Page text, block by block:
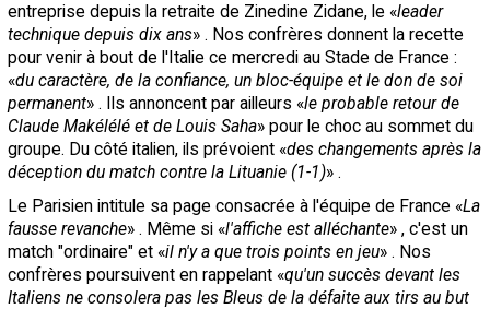
entreprise depuis la retraite de Zinedine Zidane, le «leader
technique depuis dix ans» . Nos confrères donnent la recette
pour venir à bout de l'Italie ce mercredi au Stade de France :
«du caractère, de la confiance, un bloc-équipe et le don de soi
permanent» . Ils annoncent par ailleurs «le probable retour de
Claude Makélélé et de Louis Saha» pour le choc au sommet du
groupe. Du côté italien, ils prévoient «des changements après la
déception du match contre la Lituanie (1-1)» .
Le Parisien intitule sa page consacrée à l'équipe de France «La
fausse revanche» . Même si «l'affiche est alléchante» , c'est un
match "ordinaire" et «il n'y a que trois points en jeu» . Nos
confrères poursuivent en rappelant «qu'un succès devant les
Italiens ne consolera pas les Bleus de la défaite aux tirs au but
Taille de la police
Paramètrages / Options
Contact / Signaler un bug
Recrutement Maxifoot
Mentions légales
site web Maxifoot.fr